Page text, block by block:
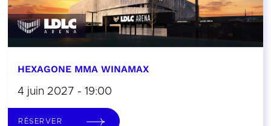
HEXAGONE MMA WINAMAX
4 juin 2027 - 19:00
RÉSERVER